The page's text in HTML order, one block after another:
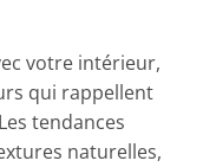
votre intérieur,
qui rappellent
tendances
naturelles,